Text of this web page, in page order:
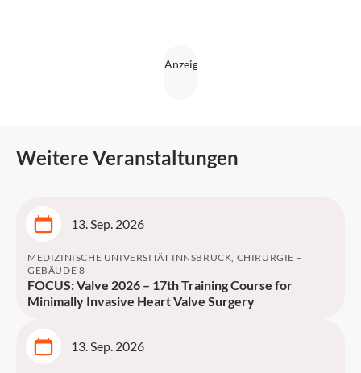
Weitere Veranstaltungen
13. Sep. 2026
MEDIZINISCHE UNIVERSITÄT INNSBRUCK, CHIRURGIE –
GEBÄUDE 8
FOCUS: Valve 2026 – 17th Training Course for
Minimally Invasive Heart Valve Surgery
13. Sep. 2026